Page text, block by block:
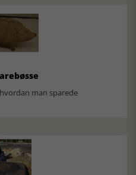
man sparede